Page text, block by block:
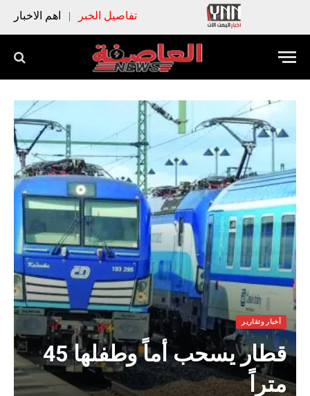
تفاصيل الخبر | اهم الاخبار